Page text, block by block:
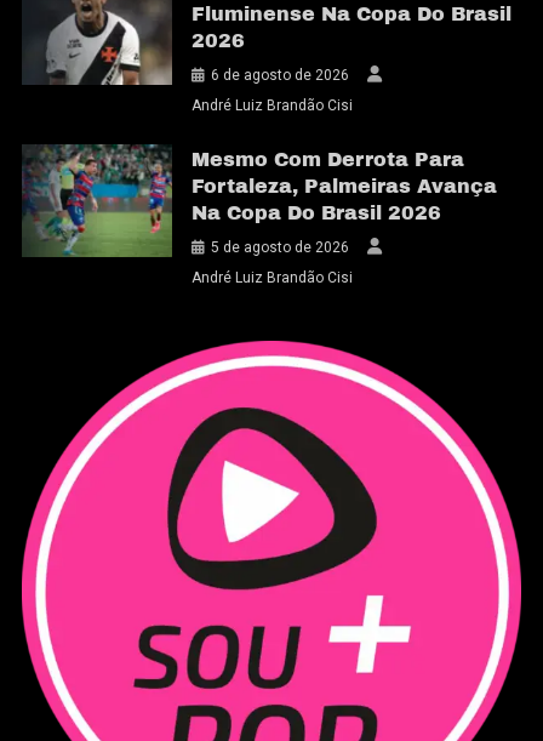
Fluminense Na Copa Do Brasil
2026
6 de agosto de 2026
André Luiz Brandão Cisi
Mesmo Com Derrota Para
Fortaleza, Palmeiras Avança
Na Copa Do Brasil 2026
5 de agosto de 2026
André Luiz Brandão Cisi